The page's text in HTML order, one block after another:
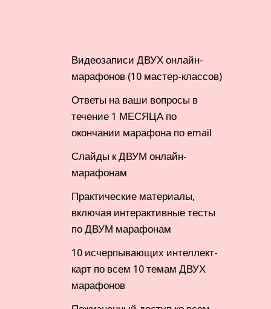
Видеозаписи ДВУХ онлайн-
марафонов (10 мастер-классов)
Ответы на ваши вопросы в
течение 1 МЕСЯЦА по
окончании марафона по email
Слайды к ДВУМ онлайн-
марафонам
Практические материалы,
включая интерактивные тесты
по ДВУМ марафонам
10 исчерпывающих интеллект-
карт по всем 10 темам ДВУХ
марафонов